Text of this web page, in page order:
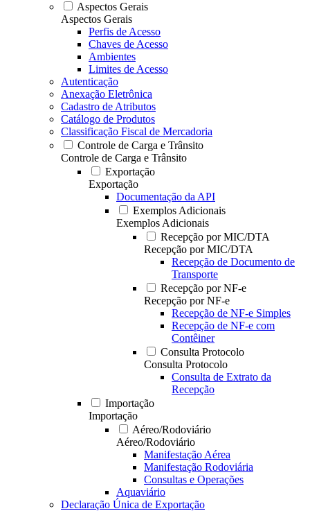
Aspectos Gerais
Aspectos Gerais
Perfis de Acesso
Chaves de Acesso
Ambientes
Limites de Acesso
Autenticação
Anexação Eletrônica
Cadastro de Atributos
Catálogo de Produtos
Classificação Fiscal de Mercadoria
Controle de Carga e Trânsito
Controle de Carga e Trânsito
Exportação
Exportação
Documentação da API
Exemplos Adicionais
Exemplos Adicionais
Recepção por MIC/DTA
Recepção por MIC/DTA
Recepção de Documento de
Transporte
Recepção por NF-e
Recepção por NF-e
Recepção de NF-e Simples
Recepção de NF-e com
Contêiner
Consulta Protocolo
Consulta Protocolo
Consulta de Extrato da
Recepção
Importação
Importação
Aéreo/Rodoviário
Aéreo/Rodoviário
Manifestação Aérea
Manifestação Rodoviária
Consultas e Operações
Aquaviário
Declaração Única de Exportação